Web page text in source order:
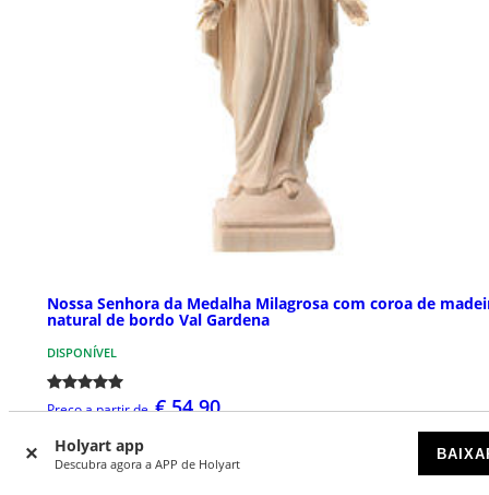
Holyart app
Descubra agora a APP de Holyart
Nossa Senhora da Medalha Milagrosa com coroa de
natural de bordo Val Gardena
DISPONÍVEL
Preço a partir de € 54,90